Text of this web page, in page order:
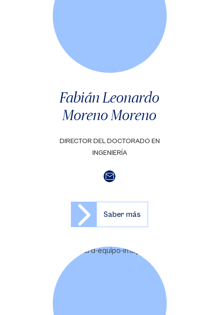
Fabián Leonardo
Moreno Moreno
DIRECTOR DEL DOCTORADO EN
INGENIERÍA
Saber más